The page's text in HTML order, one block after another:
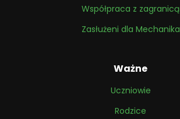
Współpraca z zagranicą
Zasłużeni dla Mechanika
Ważne
Uczniowie
Rodzice